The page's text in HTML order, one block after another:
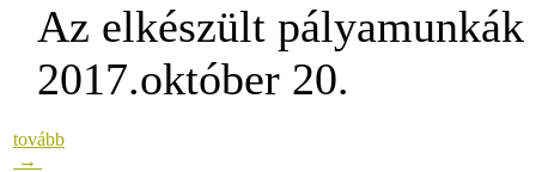
Az elkészült
2017.október 20.
tovább
→